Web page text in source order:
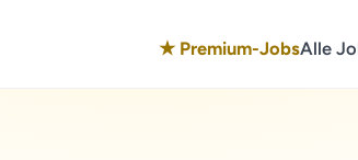
★ Premium-JobsAlle